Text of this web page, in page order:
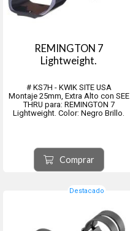
REMINGTON 7
Lightweight.
# KS7H - KWIK SITE USA
Montaje 25mm, Extra Alto con SEE
THRU para: REMINGTON 7
Lightweight. Color: Negro Brillo.
Comprar
Destacado